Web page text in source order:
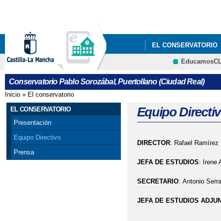
EL CONSERVATORIO
GALERÍA
ABIERTO PLAZO DE
PUERTOLLANO.
CRFP
Conservatorio Pablo Sorozábal, Puertollano (Ciudad Real)
Se encuentra usted aquí
Inicio » El conservatorio
EL CONSERVATORIO
Presentación
Equipo Directivo
Prensa
Equipo
DIRECTOR: Rafael Ramírez
JEFA DE ESTUDIOS: Irene
SECRETARIO: Antonio
JEFA DE ESTUDIOS